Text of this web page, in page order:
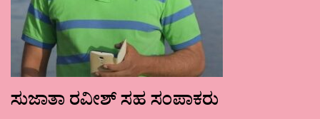
ಸುಜಾತಾ ರವೀಶ್ ಸಹ ಸಂಪಾಕರು